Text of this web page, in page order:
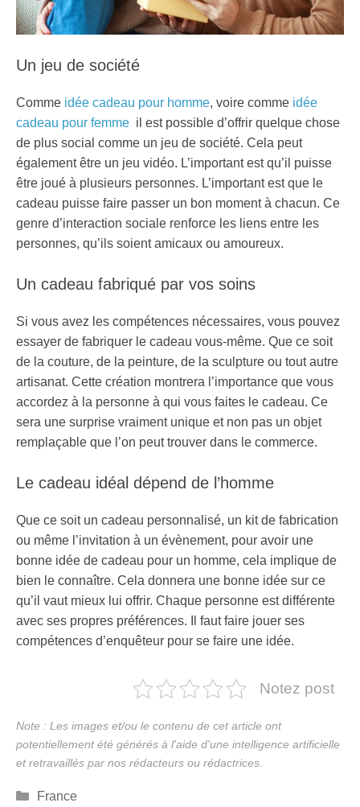
Un jeu de société
Comme idée cadeau pour homme, voire comme idée
cadeau pour femme il est possible d’offrir quelque chose
de plus social comme un jeu de société. Cela peut
également être un jeu vidéo. L’important est qu’il puisse
être joué à plusieurs personnes. L’important est que le
cadeau puisse faire passer un bon moment à chacun. Ce
genre d’interaction sociale renforce les liens entre les
personnes, qu’ils soient amicaux ou amoureux.
Un cadeau fabriqué par vos soins
Si vous avez les compétences nécessaires, vous pouvez
essayer de fabriquer le cadeau vous-même. Que ce soit
de la couture, de la peinture, de la sculpture ou tout autre
artisanat. Cette création montrera l’importance que vous
accordez à la personne à qui vous faites le cadeau. Ce
sera une surprise vraiment unique et non pas un objet
remplaçable que l’on peut trouver dans le commerce.
Le cadeau idéal dépend de l’homme
Que ce soit un cadeau personnalisé, un kit de fabrication
ou même l’invitation à un évènement, pour avoir une
bonne idée de cadeau pour un homme, cela implique de
bien le connaître. Cela donnera une bonne idée sur ce
qu’il vaut mieux lui offrir. Chaque personne est différente
avec ses propres préférences. Il faut faire jouer ses
compétences d’enquêteur pour se faire une idée.
Notez post
Catégories
France